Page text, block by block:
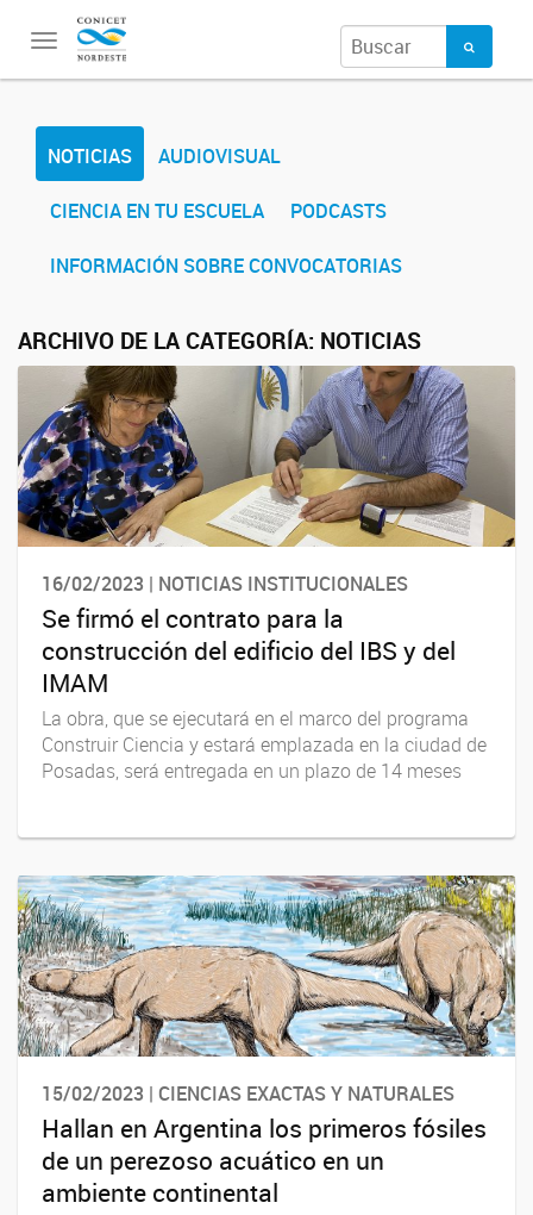
Toggle
navigation
NOTICIAS AUDIOVISUAL
CIENCIA EN TU ESCUELA PODCASTS
INFORMACIÓN SOBRE CONVOCATORIAS
ARCHIVO DE LA CATEGORÍA: NOTICIAS
16/02/2023 | NOTICIAS INSTITUCIONALES
Se firmó el contrato para la
construcción del edificio del IBS y del
IMAM
La obra, que se ejecutará en el marco del programa
Construir Ciencia y estará emplazada en la ciudad de
Posadas, será entregada en un plazo de 14 meses
15/02/2023 | CIENCIAS EXACTAS Y NATURALES
Hallan en Argentina los primeros fósiles
de un perezoso acuático en un
ambiente continental